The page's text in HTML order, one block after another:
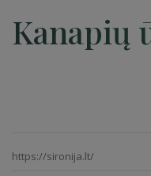
Kanapių
https://sironija.lt/